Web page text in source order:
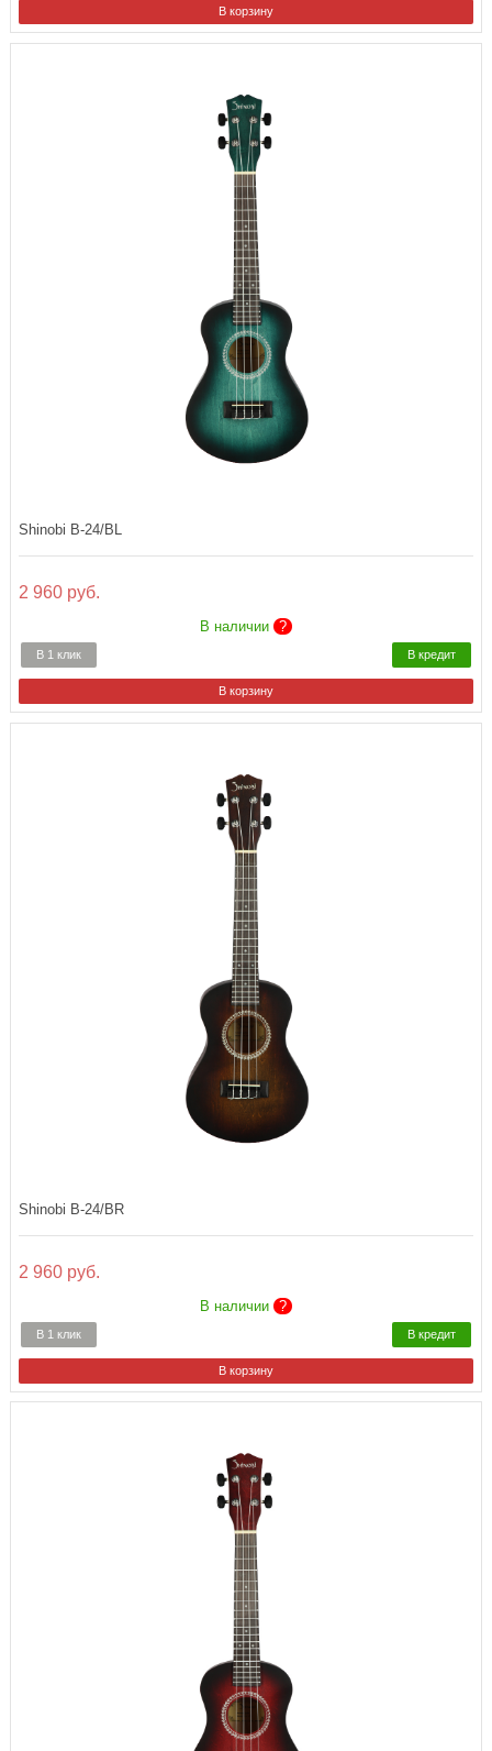
Shinobi B-24/BL
2 960 руб.
В наличии ?
В 1 клик В кредит
Shinobi B-24/BR
2 960 руб.
В наличии ?
В 1 клик В кредит